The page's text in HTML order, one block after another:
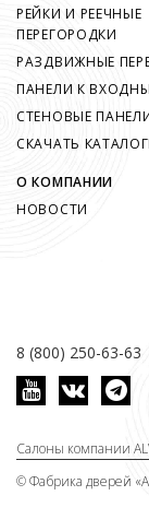
8 (800) 250-63-63
РЕЙКИ И РЕЕЧНЫЕ
ПЕРЕГОРОДКИ
РАЗДВИЖНЫЕ
ПАНЕЛИ К
СТЕНОВЫЕ
СКАЧАТЬ
О КОМПАНИИ
НОВОСТИ
©Фабрика дверей
Салоны компании